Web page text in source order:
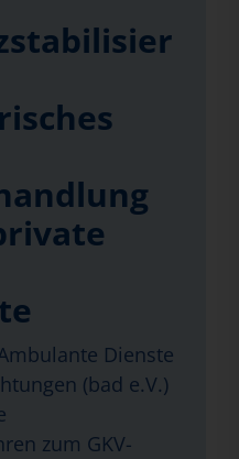
Dienste
(bad e.V.)
zum GKV-